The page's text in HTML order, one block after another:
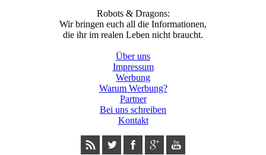
Robots & Dragons:
Wir bringen euch all die Informationen,
die ihr im realen Leben nicht braucht.
Über uns
Impressum
Werbung
Warum Werbung?
Partner
Bei uns schreiben
Kontakt